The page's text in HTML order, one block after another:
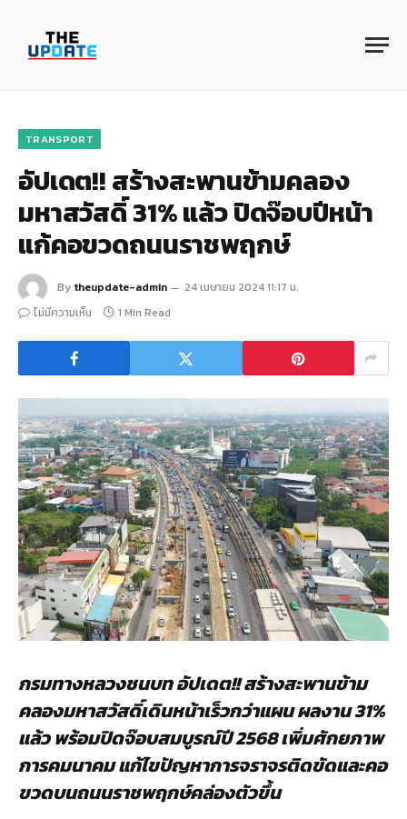
TRANSPORT
อัปเดต!! สร้างสะพานข้ามคลอง
มหาสวัสดิ์ 31% แล้ว ปิดจ๊อบปีหน้า
แก้คอขวดถนนราชพฤกษ์
By theupdate-admin
24 เมษายน 2024 11:17 น.
ไม่มีความเห็น
1 Min Read
กรมทางหลวงชนบท อัปเดต!! สร้างสะพานข้าม
คลองมหาสวัสดิ์เดินหน้าเร็วกว่าแผน ผลงาน 31%
แล้ว พร้อมปิดจ๊อบสมบูรณ์ปี 2568 เพิ่มศักยภาพ
การคมนาคม แก้ไขปัญหาการจราจรติดขัดและคอ
ขวดบนถนนราชพฤกษ์คล่องตัวขึ้น